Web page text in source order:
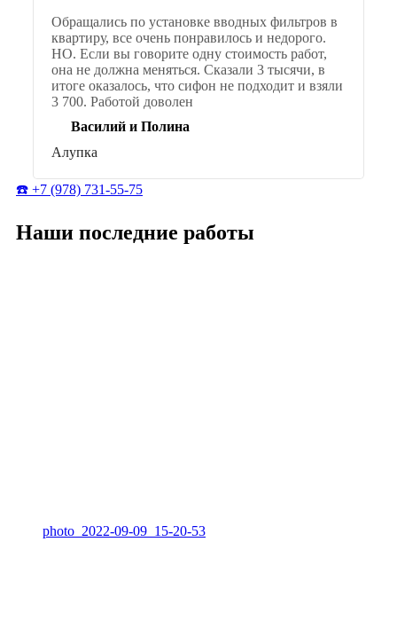
Обращались по установке вводных фильтров в
квартиру, все очень понравилось и недорого.
НО. Если вы говорите одну стоимость работ,
она не должна меняться. Сказали 3 тысячи, в
итоге оказалось, что сифон не подходит и взяли
3 700. Работой доволен
Василий и Полина
Алупка
☎️ +7 (978) 731-55-75
Наши последние работы
photo_2022-09-09_15-20-53